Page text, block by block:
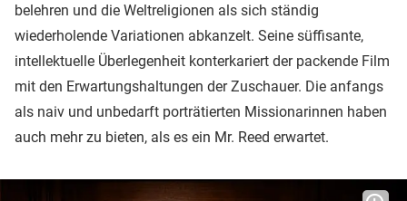
belehren und die Weltreligionen als sich ständig
wiederholende Variationen abkanzelt. Seine süffisante,
intellektuelle Überlegenheit konterkariert der packende Film
mit den Erwartungshaltungen der Zuschauer. Die anfangs
als naiv und unbedarft porträtierten Missionarinnen haben
auch mehr zu bieten, als es ein Mr. Reed erwartet.